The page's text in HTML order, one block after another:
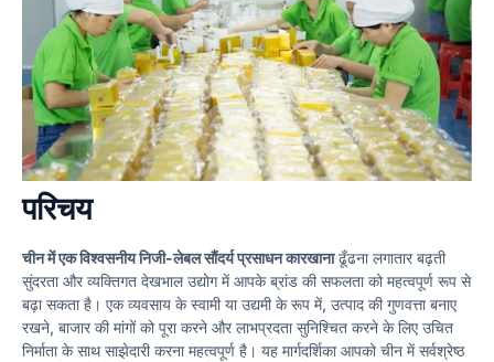
परिचय
चीन में एक विश्वसनीय निजी-लेबल सौंदर्य प्रसाधन कारखानाढूँढना लगातार बढ़ती
सुंदरता और व्यक्तिगत देखभाल उद्योग में आपके ब्रांड की सफलता को महत्वपूर्ण रूप से
बढ़ा सकता है। एक व्यवसाय के स्वामी या उद्यमी के रूप में, उत्पाद की गुणवत्ता बनाए
रखने, बाजार की मांगों को पूरा करने और लाभप्रदता सुनिश्चित करने के लिए उचित
निर्माता के साथ साझेदारी करना महत्वपूर्ण है। यह मार्गदर्शिका आपको चीन में सर्वश्रेष्ठ